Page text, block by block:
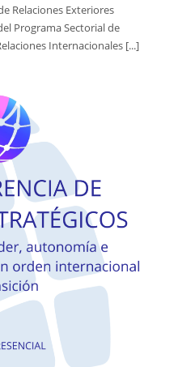
Relaciones Exteriores
Programa Sectorial de
Internacionales [...]